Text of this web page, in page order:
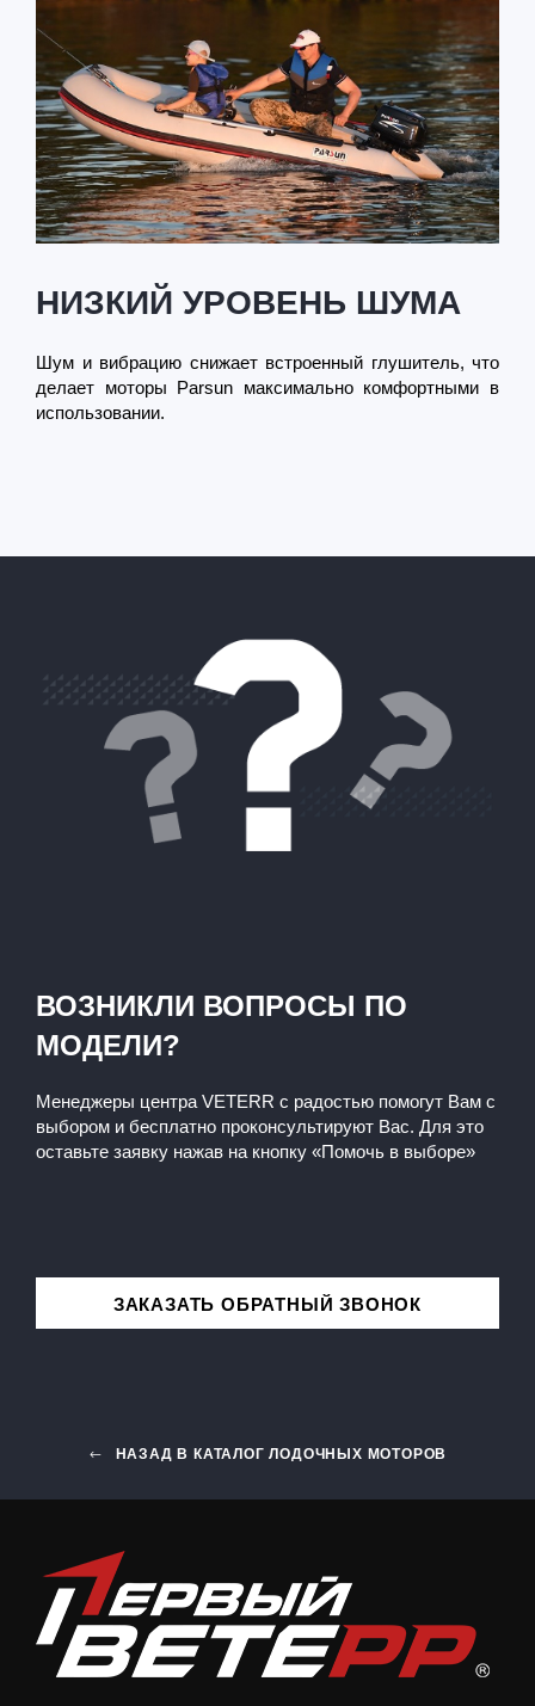
НИЗКИЙ УРОВЕНЬ ШУМА
Шум и вибрацию снижает встроенный глушитель, что
делает моторы Parsun максимально комфортными в
использовании.
ВОЗНИКЛИ ВОПРОСЫ ПО
МОДЕЛИ?
Менеджеры центра VETERR с радостью помогут Вам с
выбором и бесплатно проконсультируют Вас. Для это
оставьте заявку нажав на кнопку «Помочь в выборе»
ЗАКАЗАТЬ ОБРАТНЫЙ ЗВОНОК
НАЗАД В КАТАЛОГ ЛОДОЧНЫХ МОТОРОВ